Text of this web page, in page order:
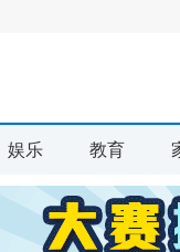
娱乐 教育